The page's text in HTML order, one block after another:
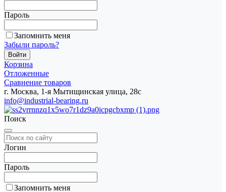
Пароль
Запомнить меня
Забыли пароль?
Корзина
Отложенные
Сравнение товаров
г. Москва, 1-я Мытищинская улица, 28с
info@industrial-bearing.ru
Поиск
Логин
Пароль
Запомнить меня